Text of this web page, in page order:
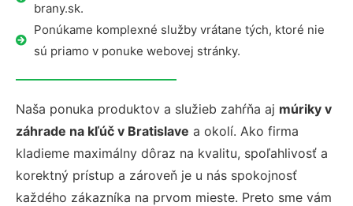
brany.sk.
Ponúkame komplexné služby vrátane tých, ktoré nie
sú priamo v ponuke webovej stránky.
Naša ponuka produktov a služieb zahŕňa aj múriky v
záhrade na kľúč v Bratislave a okolí. Ako firma
kladieme maximálny dôraz na kvalitu, spoľahlivosť a
korektný prístup a zároveň je u nás spokojnosť
každého zákazníka na prvom mieste. Preto sme vám